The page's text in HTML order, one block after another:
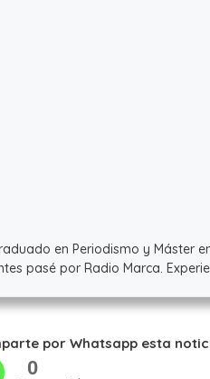
en Periodismo y Máster
pasé por Radio Marca.
por Whatsapp esta
0